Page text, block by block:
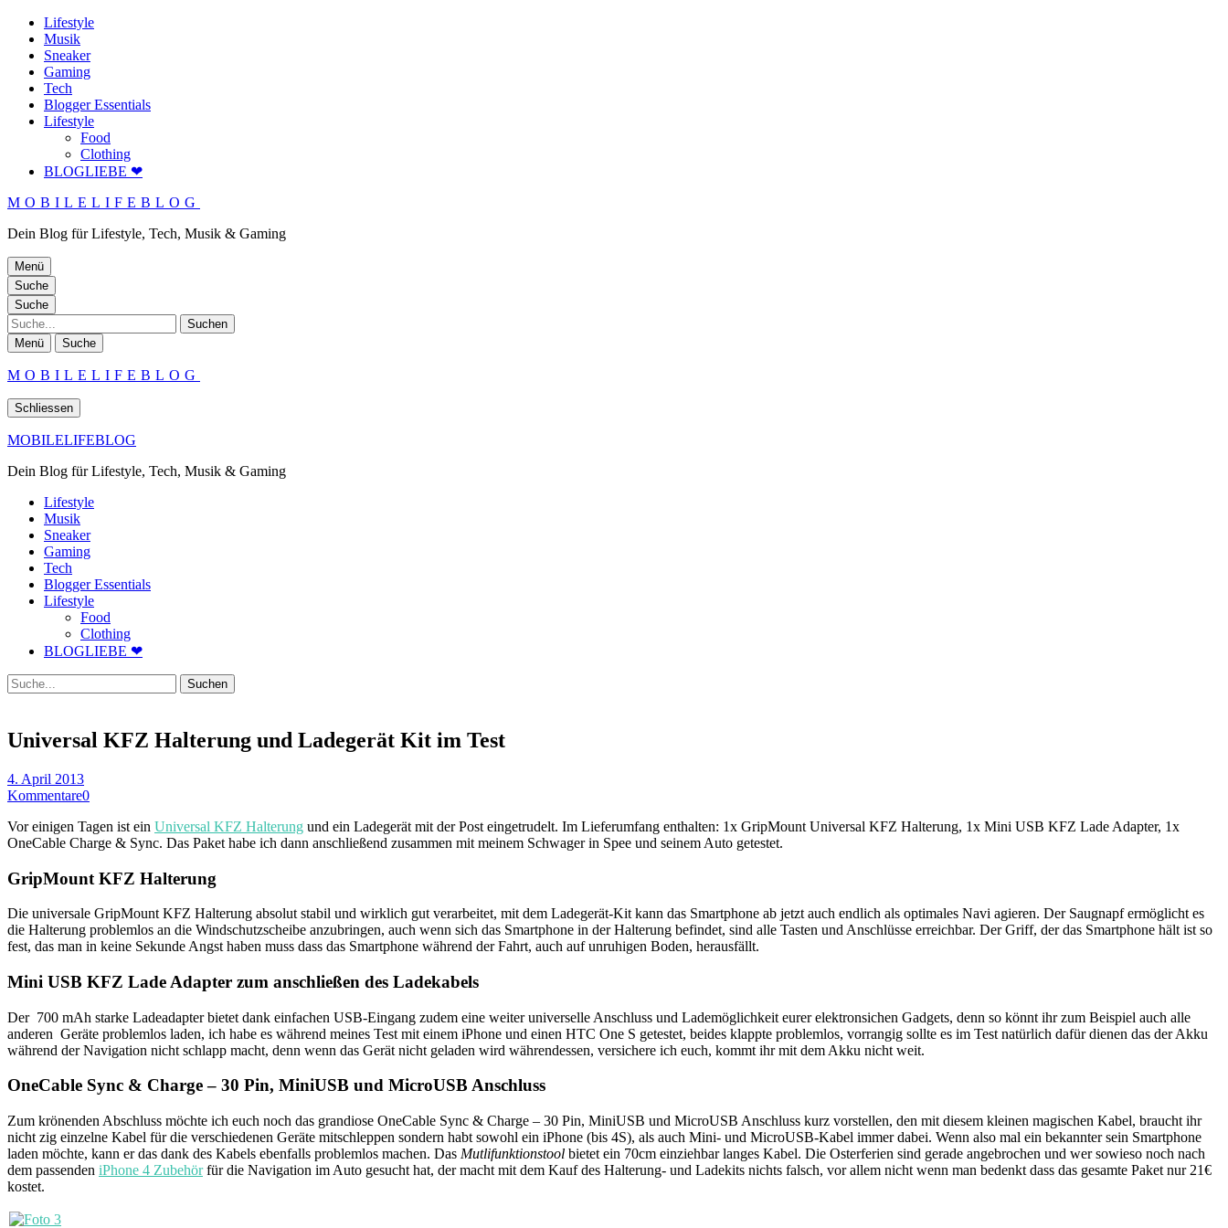
Lifestyle
Musik
Sneaker
Gaming
Tech
Blogger Essentials
Lifestyle
Food
Clothing
BLOGLIEBE ❤
MOBILELIFEBLOG
Dein Blog für Lifestyle, Tech, Musik & Gaming
Menü
Suche
Suche
Suche
Menü Suche
MOBILELIFEBLOG
Schliessen
MOBILELIFEBLOG
Dein Blog für Lifestyle, Tech, Musik & Gaming
Lifestyle
Musik
Sneaker
Gaming
Tech
Blogger Essentials
Lifestyle
Food
Clothing
BLOGLIEBE ❤
Suche
Universal KFZ Halterung und Ladegerät Kit im Test
4. April 2013
Kommentare0
Vor einigen Tagen ist ein Universal KFZ Halterung und ein Ladegerät mit der Post eingetrudelt. Im Lieferumfang enthalten: 1x GripMount Universal KFZ Halterung, 1x Mini USB KFZ Lade Adapter, 1x
OneCable Charge & Sync. Das Paket habe ich dann anschließend zusammen mit meinem Schwager in Spee und seinem Auto getestet.
GripMount KFZ Halterung
Die universale GripMount KFZ Halterung absolut stabil und wirklich gut verarbeitet, mit dem Ladegerät-Kit kann das Smartphone ab jetzt auch endlich als optimales Navi agieren. Der Saugnapf ermöglicht es
die Halterung problemlos an die Windschutzscheibe anzubringen, auch wenn sich das Smartphone in der Halterung befindet, sind alle Tasten und Anschlüsse erreichbar. Der Griff, der das Smartphone hält ist so
fest, das man in keine Sekunde Angst haben muss dass das Smartphone während der Fahrt, auch auf unruhigen Boden, herausfällt.
Mini USB KFZ Lade Adapter zum anschließen des Ladekabels
Der 700 mAh starke Ladeadapter bietet dank einfachen USB-Eingang zudem eine weiter universelle Anschluss und Lademöglichkeit eurer elektronsichen Gadgets, denn so könnt ihr zum Beispiel auch alle
anderen Geräte problemlos laden, ich habe es während meines Test mit einem iPhone und einen HTC One S getestet, beides klappte problemlos, vorrangig sollte es im Test natürlich dafür dienen das der Akku
während der Navigation nicht schlapp macht, denn wenn das Gerät nicht geladen wird währendessen, versichere ich euch, kommt ihr mit dem Akku nicht weit.
OneCable Sync & Charge – 30 Pin, MiniUSB und MicroUSB Anschluss
Zum krönenden Abschluss möchte ich euch noch das grandiose OneCable Sync & Charge – 30 Pin, MiniUSB und MicroUSB Anschluss kurz vorstellen, den mit diesem kleinen magischen Kabel, braucht ihr
nicht zig einzelne Kabel für die verschiedenen Geräte mitschleppen sondern habt sowohl ein iPhone (bis 4S), als auch Mini- und MicroUSB-Kabel immer dabei. Wenn also mal ein bekannter sein Smartphone
laden möchte, kann er das dank des Kabels ebenfalls problemlos machen. Das Mutlifunktionstool bietet ein 70cm einziehbar langes Kabel. Die Osterferien sind gerade angebrochen und wer sowieso noch nach
dem passenden iPhone 4 Zubehörfür die Navigation im Auto gesucht hat, der macht mit dem Kauf des Halterung- und Ladekits nichts falsch, vor allem nicht wenn man bedenkt dass das gesamte Paket nur 21€
kostet.